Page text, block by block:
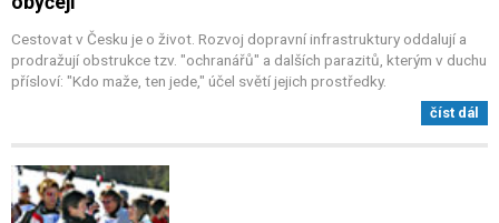
Cestovat v Česku je o život. Rozvoj dopravní infrastruktury oddalují a
prodražují obstrukce tzv. "ochranářů" a dalších parazitů, kterým v duchu
přísloví: "Kdo maže, ten jede," účel světí jejich prostředky.
číst dál